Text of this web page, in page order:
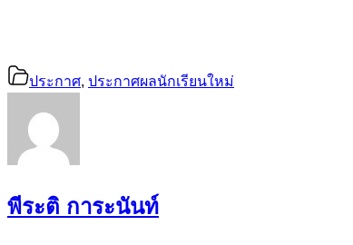
ประกาศ, ประกาศผลนักเรียนใหม่
พีระติ การะนันท์